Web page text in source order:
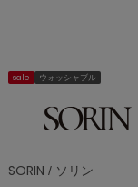
sale ウォッシャブル
SORIN / ソリン
サイズ 38